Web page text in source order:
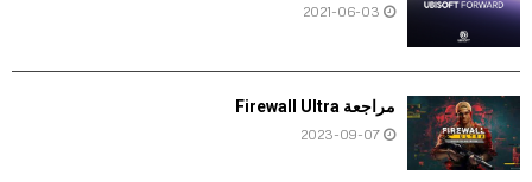
2021-06-03
مراجعة Firewall Ultra
2023-09-07